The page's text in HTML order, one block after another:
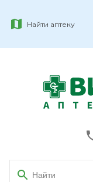
Найти аптеку